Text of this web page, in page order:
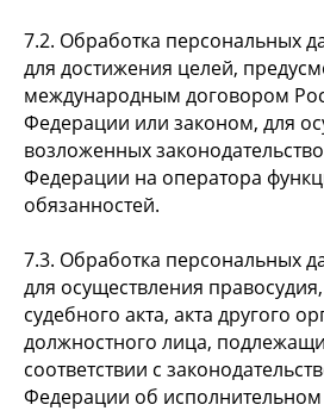
7.2. Обработка персональных
для достижения целей,
международным договором
Федерации или законом, для
возложенных
Федерации на оператора
обязанностей.
7.3. Обработка персональных
для осуществления
судебного акта, акта другого
должностного лица,
соответствии с
Федерации об исполнительном